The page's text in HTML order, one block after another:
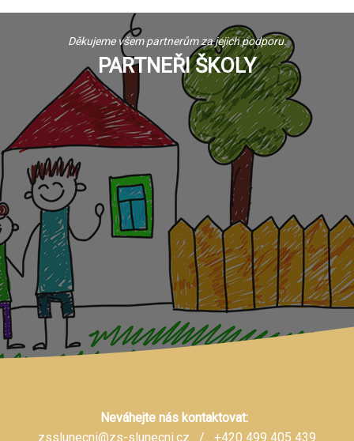
Děkujeme všem partnerům za jejich podporu.
PARTNEŘI ŠKOLY
Neváhejte nás kontaktovat:
zsslunecni@zs-slunecni.cz / +420 499 405 439